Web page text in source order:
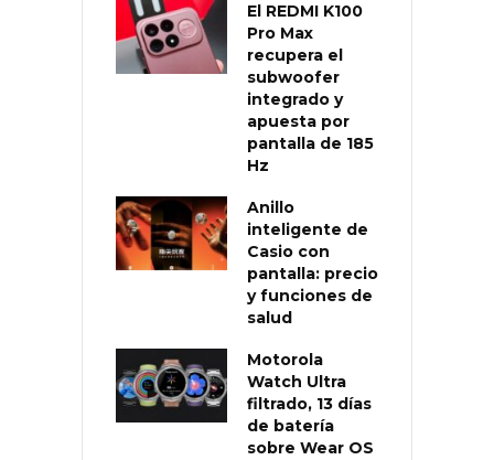
El REDMI K100
Pro Max
recupera el
subwoofer
integrado y
apuesta por
pantalla de 185
Hz
Anillo
inteligente de
Casio con
pantalla: precio
y funciones de
salud
Motorola
Watch Ultra
filtrado, 13 días
de batería
sobre Wear OS